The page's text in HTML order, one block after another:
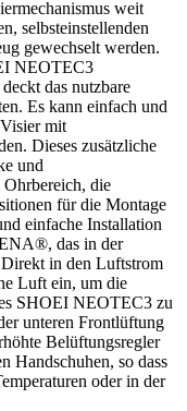
weit
selbsteinstellenden
gewechselt werden.
NEOTEC3
das nutzbare
Es kann einfach und
mit
Dieses zusätzliche
und
die
für die Montage
einfache Installation
das in der
Direkt in den Luftstrom
Luft ein, um die
SHOEI NEOTEC3 zu
unteren Frontlüftung
Belüftungsregler
Handschuhen, so dass
oder in der